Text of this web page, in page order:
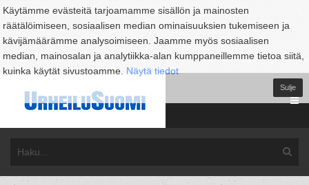
Käytämme evästeitä tarjoamamme sisällön ja mainosten
räätälöimiseen, sosiaalisen median ominaisuuksien tukemiseen ja
kävijämäärämme analysoimiseen. Jaamme myös sosiaalisen
median, mainosalan ja analytiikka-alan kumppaneillemme tietoa siitä,
kuinka käytät sivustoamme. Näytä tiedot
Sulje